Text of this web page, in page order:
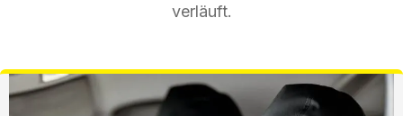
verläuft.